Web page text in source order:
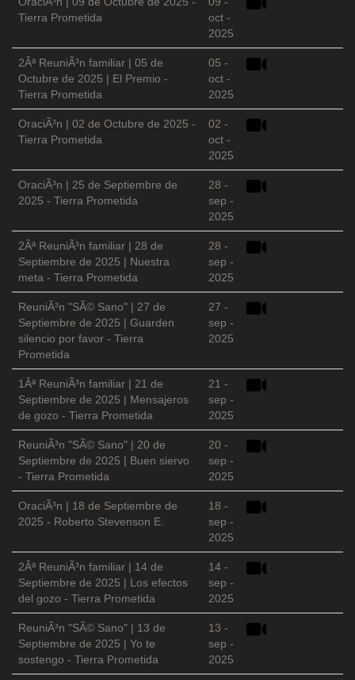
Tierra Prometida
oct -
2025
2Âª ReuniÃ³n familiar | 05 de
Octubre de 2025 | El Premio -
Tierra Prometida
05 -
oct -
2025
OraciÃ³n | 02 de Octubre de 2025 -
Tierra Prometida
02 -
oct -
2025
OraciÃ³n | 25 de Septiembre de
2025 - Tierra Prometida
28 -
sep -
2025
2Âª ReuniÃ³n familiar | 28 de
Septiembre de 2025 | Nuestra
meta - Tierra Prometida
28 -
sep -
2025
ReuniÃ³n "SÃ© Sano" | 27 de
Septiembre de 2025 | Guarden
silencio por favor - Tierra
Prometida
27 -
sep -
2025
1Âª ReuniÃ³n familiar | 21 de
Septiembre de 2025 | Mensajeros
de gozo - Tierra Prometida
21 -
sep -
2025
ReuniÃ³n "SÃ© Sano" | 20 de
Septiembre de 2025 | Buen siervo
- Tierra Prometida
20 -
sep -
2025
OraciÃ³n | 18 de Septiembre de
2025 - Roberto Stevenson E.
18 -
sep -
2025
2Âª ReuniÃ³n familiar | 14 de
Septiembre de 2025 | Los efectos
del gozo - Tierra Prometida
14 -
sep -
2025
ReuniÃ³n "SÃ© Sano" | 13 de
Septiembre de 2025 | Yo te
sostengo - Tierra Prometida
13 -
sep -
2025